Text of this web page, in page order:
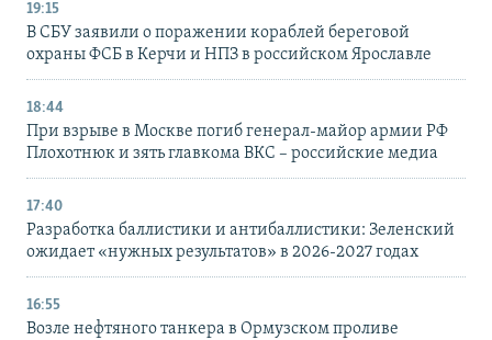
19:15
В СБУ заявили о поражении кораблей береговой
охраны ФСБ в Керчи и НПЗ в российском Ярославле
18:44
При взрыве в Москве погиб генерал-майор армии РФ
Плохотнюк и зять главкома ВКС – российские медиа
17:40
Разработка баллистики и антибаллистики: Зеленский
ожидает «нужных результатов» в 2026-2027 годах
16:55
Возле нефтяного танкера в Ормузском проливе